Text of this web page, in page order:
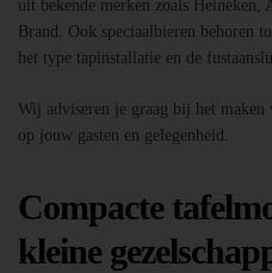
uit bekende merken zoals Heineken,
Brand. Ook speciaalbieren behoren
het type tapinstallatie en de
Wij adviseren je graag bij het maken
op jouw gasten en gelegenheid.
Compacte
kleine